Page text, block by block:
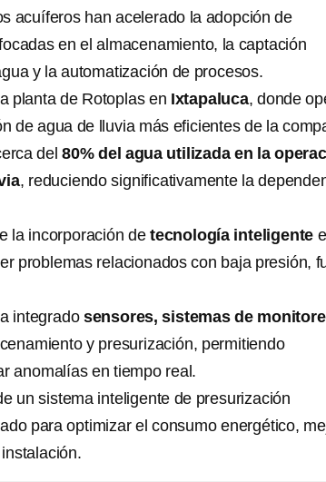
acuíferos han acelerado la adopción de
en el almacenamiento, la captación
y la automatización de procesos.
planta de Rotoplas en Ixtapaluca, donde
de agua de lluvia más eficientes de la
del80% del agua utilizada en la
, reduciendo significativamente la
la incorporación de tecnología inteligente
problemas relacionados con baja presión,
integrado sensores, sistemas de
y presurización, permitiendo
anomalías en tiempo real.
un sistema inteligente de presurización
para optimizar el consumo energético,